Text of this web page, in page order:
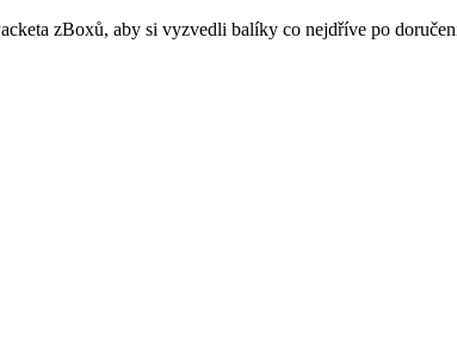
zBoxů, aby si vyzvedli balíky co nejdříve po